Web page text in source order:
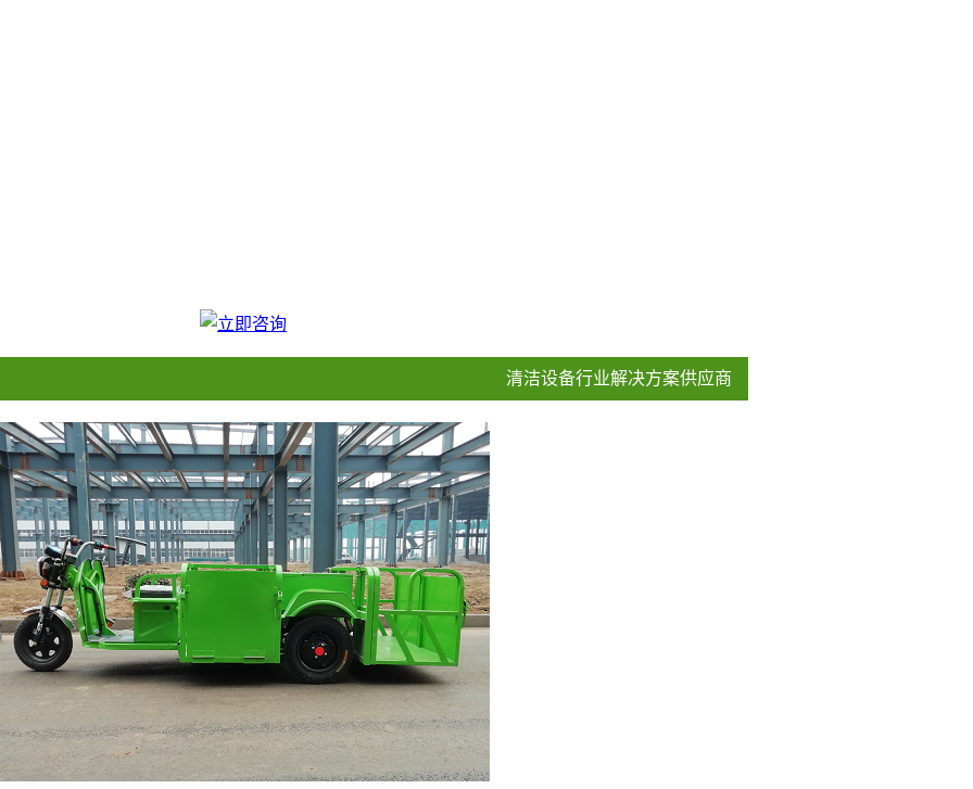
清洁设备行业解决方案供应商